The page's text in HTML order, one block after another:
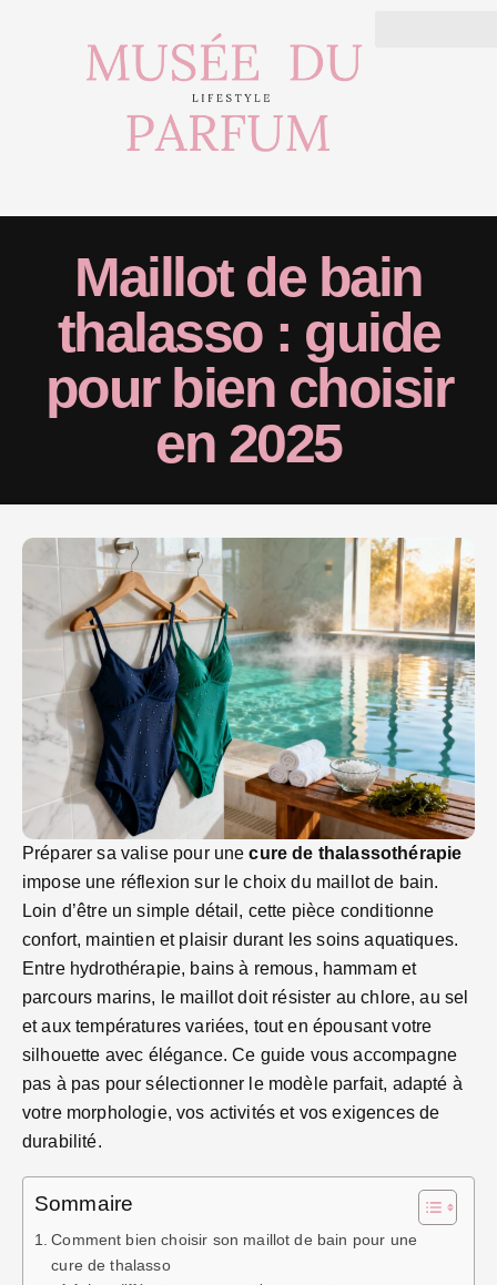
Maillot de bain
thalasso : guide
pour bien choisir
en 2025
Préparer sa valise pour unecure de thalassothérapie
impose une réflexion sur le choix du maillot de bain.
Loin d’être un simple détail, cette pièce conditionne
confort, maintien et plaisir durant les soins aquatiques.
Entre hydrothérapie, bains à remous, hammam et
parcours marins, le maillot doit résister au chlore, au sel
et aux températures variées, tout en épousant votre
silhouette avec élégance. Ce guide vous accompagne
pas à pas pour sélectionner le modèle parfait, adapté à
votre morphologie, vos activités et vos exigences de
durabilité.
Sommaire
Comment bien choisir son maillot de bain pour une
cure de thalasso